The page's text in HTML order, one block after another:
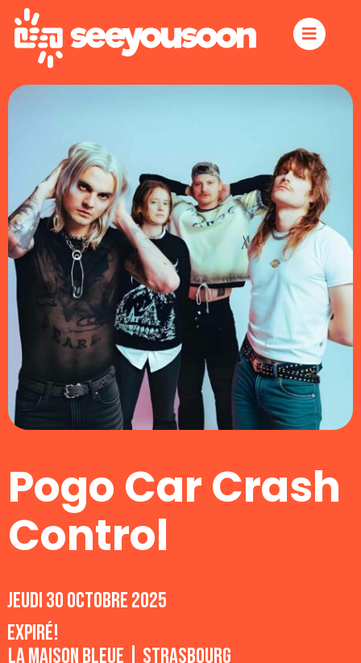
Pogo Car Crash
Control
jeudi 30 octobre 2025
Expiré!
La Maison Bleue | Strasbourg